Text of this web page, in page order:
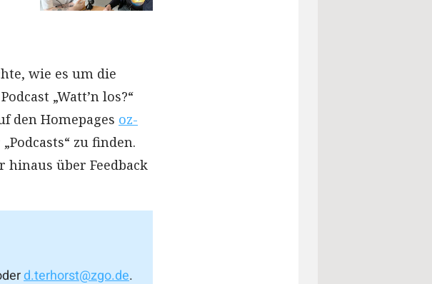
wie es um die
„Watt’n los?“
den Homepages oz-
zu finden.
über Feedback
d.terhorst@zgo.de.